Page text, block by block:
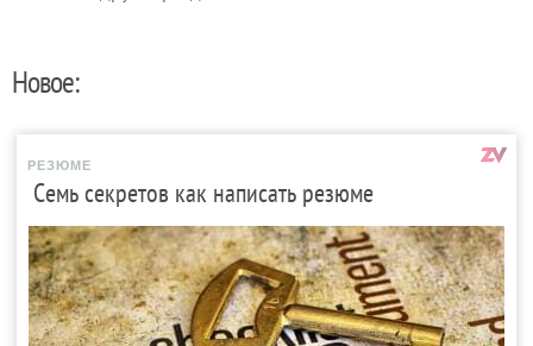
Новое:
РЕЗЮМЕ
Семь секретов как написать резюме